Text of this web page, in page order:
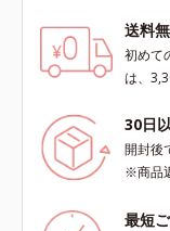
送料
初めて
は、
30日
開封後
※商品
最短